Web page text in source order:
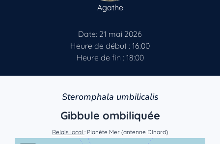
Agathe
Date: 21 mai 2026
Heure de début : 16:00
Heure de fin : 18:00
Steromphala umbilicalis
Gibbule ombiliquée
Relais local : Planète Mer (antenne Dinard)